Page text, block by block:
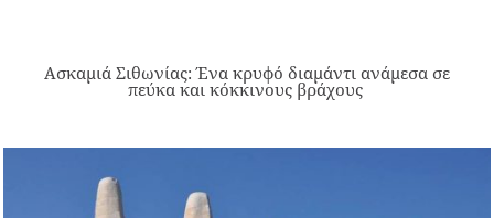
Ασκαμιά Σιθωνίας: Ένα κρυφό διαμάντι ανάμεσα σε
πεύκα και κόκκινους βράχους